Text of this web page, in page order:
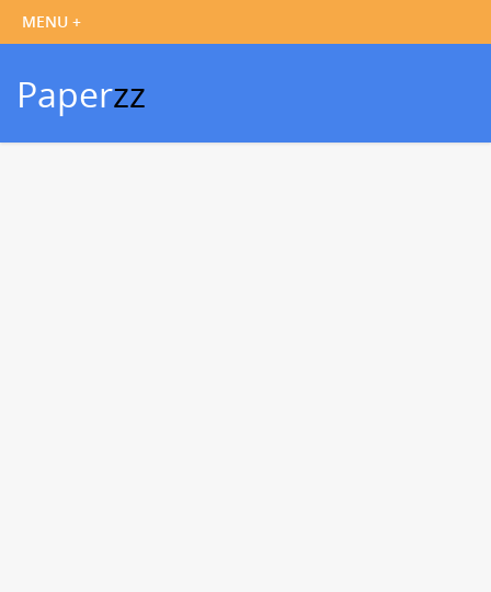
Paperzz